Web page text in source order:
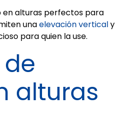
en alturas perfectos para
unaelevación verticaly
para quien la use.
alturas